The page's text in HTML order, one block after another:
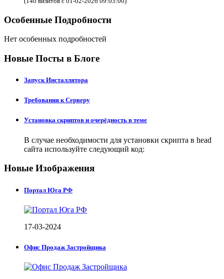
Особенные Подробности
Нет особенных подробностей
Новые Посты в Блоге
Запуск Инсталлятора
Требования к Серверу
Установка скриптов и очерёдность в теме
В случае необходимости для установки скрипта в head
сайта используйте следующий код:
Новые Изображения
Портал Юга РФ
17-03-2024
Офис Продаж Застройщика